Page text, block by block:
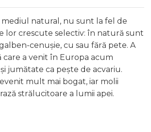
mediul natural, nu sunt la fel de
lor crescute selectiv: în natură sunt
cenușie, cu sau fără pete. A
care a venit în Europa acum
jumătate ca pește de acvariu.
mult mai bogat, iar molii
strălucitoare a lumii apei.
Guppy (Poecilia reticulata)